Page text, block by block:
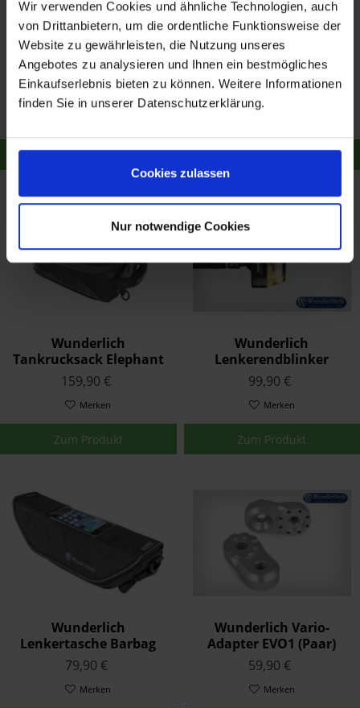
Wir verwenden Cookies und ähnliche Technologien, auch
von Drittanbietern, um die ordentliche Funktionsweise der
Website zu gewährleisten, die Nutzung unseres
Angebotes zu analysieren und Ihnen ein bestmögliches
Einkaufserlebnis bieten zu können. Weitere Informationen
finden Sie in unserer Datenschutzerklärung.
Cookies zulassen
Nur notwendige Cookies
Wunderlich Getränke-
Halter Vario Schwarz
89,90 €
Zum Produkt
Wunderlich Achs-
Schutzpads
Doubleshock Hinten
Schwarz
79,90 €
Zum Produkt
Wunderlich
Tankrucksack Elephant
Tour Edition Carbon
159,90 €
Merken
Zum Produkt
Wunderlich
Lenkerendblinker
motogadget »mo.blaze
Disc« Links Schwarz
99,90 €
Merken
Zum Produkt
Wunderlich
Lenkertasche Barbag
Media Größe L Schwarz
79,90 €
Merken
Wunderlich Vario-
Adapter EVO1 (Paar)
59,90 €
Merken